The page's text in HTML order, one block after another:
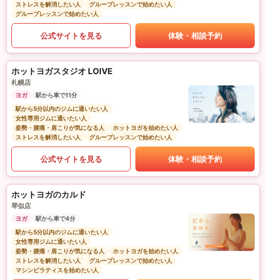
ストレスを解消したい人
グループレッスンで始めたい人
グループレッスンで始めたい人
公式サイトを見る 体験・相談予約
ホットヨガスタジオ LOIVE
札幌店
ヨガ
駅から車で11分
駅から5分以内のジムに通いたい人
女性専用ジムに通いたい人
姿勢・腰痛・肩こりが気になる人
ホットヨガを始めたい人
ストレスを解消したい人
グループレッスンで始めたい人
公式サイトを見る 体験・相談予約
ホットヨガのカルド
琴似店
ヨガ
駅から車で4分
駅から5分以内のジムに通いたい人
女性専用ジムに通いたい人
姿勢・腰痛・肩こりが気になる人
ホットヨガを始めたい人
ストレスを解消したい人
グループレッスンで始めたい人
マシンピラティスを始めたい人